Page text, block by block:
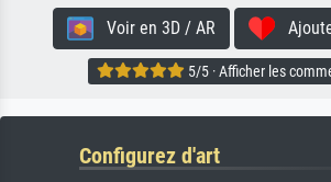
Voir en 3D / AR
5/5 · Afficher les
Configurez d'art